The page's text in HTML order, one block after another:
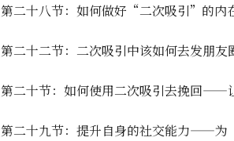
第二十八节：如何做好“二次吸引”的内
第二十二节：二次吸引中该如何去发朋
第二十节：如何使用二次吸引去挽回——
第二十九节：提升自身的社交能力——